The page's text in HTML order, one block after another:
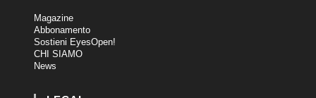
Magazine
Abbonamento
Sostieni EyesOpen!
CHI SIAMO
News